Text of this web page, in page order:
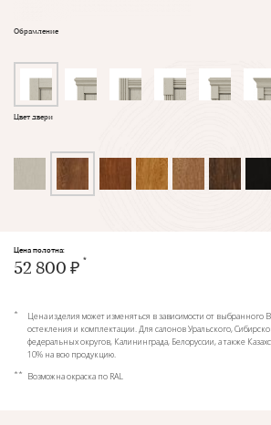
Обрамление
Цвет двери
Цена полотна:
52 800 ₽
*
Цена изделия может изменяться в зависимости от выбранного
остекления и комплектации. Для салонов Уральского,
федеральных округов, Калининграда, Белоруссии, а также
10% на всю продукцию.
** Возможна окраска по RAL